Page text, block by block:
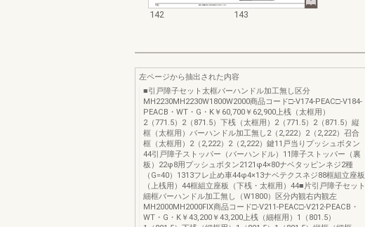
142 143
左ページから抽出された内容
■引戸障子セット太框バーハンドル加工無し区分
MH2230MH2230W1800W2000商品コード□-V174-PEAC□-V184-
PEACB・WT・G・K￥60,700￥62,900上桟（太框用）
2（771.5）2（871.5）下桟（太框用）2（771.5）2（871.5）縦
框（太框用）バーハンドル加工無し2（2,222）2（2,222）召合
框（太框用）2（2,222）2（2,222）鍵11戸当りプッシュボタン
44引戸障子ストッパー（バーハンドル）11障子ストッパー（裏
板）22φ8用プッシュボタン2121φ4×80ナベタッピンネジ2種
（G=40）1313フレ止め車44φ4×13ナベテクスネジ88框組立座板
（上桟用）44框組立座板（下桟・太框用）44■片引戸障子セット
細框バーハンドル加工無し（W1800）区分内観右内観左
MH2000MH2000FIX商品コード□-V211-PEAC□-V212-PEACB・
WT・G・K￥43,200￥43,200上桟（細框用）1（801.5）